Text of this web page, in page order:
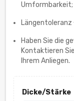
Haben Sie die
Kontaktieren
Ihrem Anliegen.
Dicke/Stärke